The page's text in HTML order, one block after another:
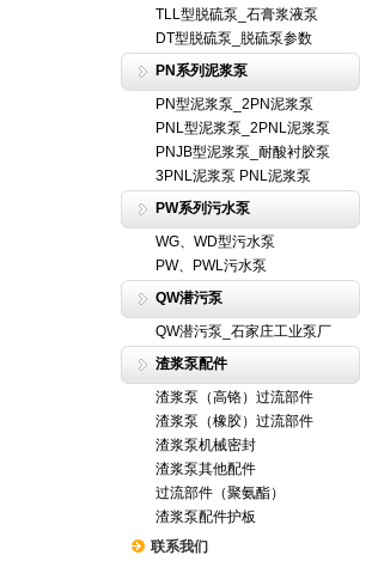
TLL型脱硫泵_石膏浆液泵
DT型脱硫泵_脱硫泵参数
PN系列泥浆泵
PN型泥浆泵_2PN泥浆泵
PNL型泥浆泵_2PNL泥浆泵
PNJB型泥浆泵_耐酸衬胶泵
3PNL泥浆泵 PNL泥浆泵
PW系列污水泵
WG、WD型污水泵
PW、PWL污水泵
QW潜污泵
QW潜污泵_石家庄工业泵厂
渣浆泵配件
渣浆泵（高铬）过流部件
渣浆泵（橡胶）过流部件
渣浆泵机械密封
渣浆泵其他配件
过流部件（聚氨酯）
渣浆泵配件护板
联系我们